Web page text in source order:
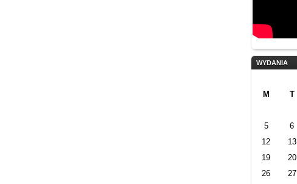
WYDANIA
M T
5
6
12
13
19
20
26
27